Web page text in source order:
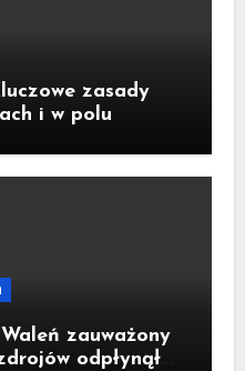
zasady
i w polu
zauważony
odpłynął